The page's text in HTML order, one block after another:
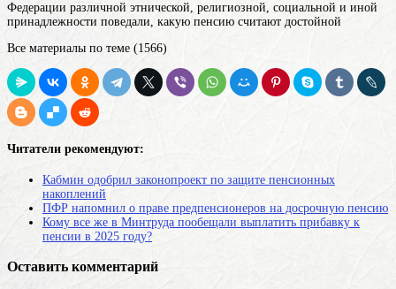
Федерации различной этнической, религиозной, социальной и иной
принадлежности поведали, какую пенсию считают достойной
Все материалы по теме (1566)
Читатели рекомендуют:
Кабмин одобрил законопроект по защите пенсионных
накоплений
ПФР напомнил о праве предпенсионеров на досрочную пенсию
Кому все же в Минтруда пообещали выплатить прибавку к
пенсии в 2025 году?
Оставить комментарий